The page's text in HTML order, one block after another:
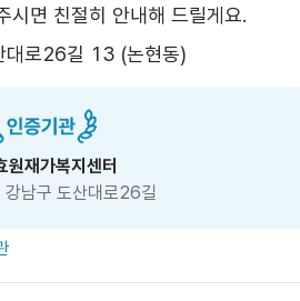
대로26길 13 (논현동)
원재가복지센터
강남구 도산대로26길